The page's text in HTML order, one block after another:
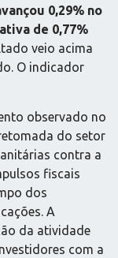
0,29% no
de 0,77%
veio acima
O indicador
observado no
do setor
contra a
fiscais
dos
A
da atividade
com a